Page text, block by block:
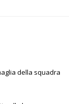
della squadra